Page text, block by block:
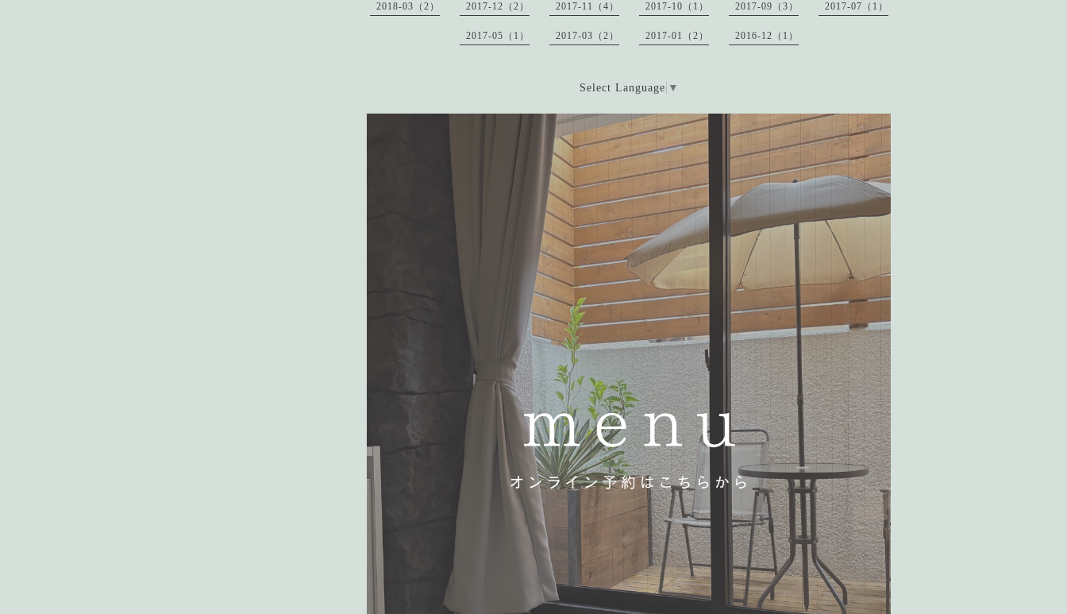
2018-03（2） 2017-12（2） 2017-11（4） 2017-10（1） 2017-09（3） 2017-07（1）
2017-05（1） 2017-03（2） 2017-01（2） 2016-12（1）
Select Language ▼